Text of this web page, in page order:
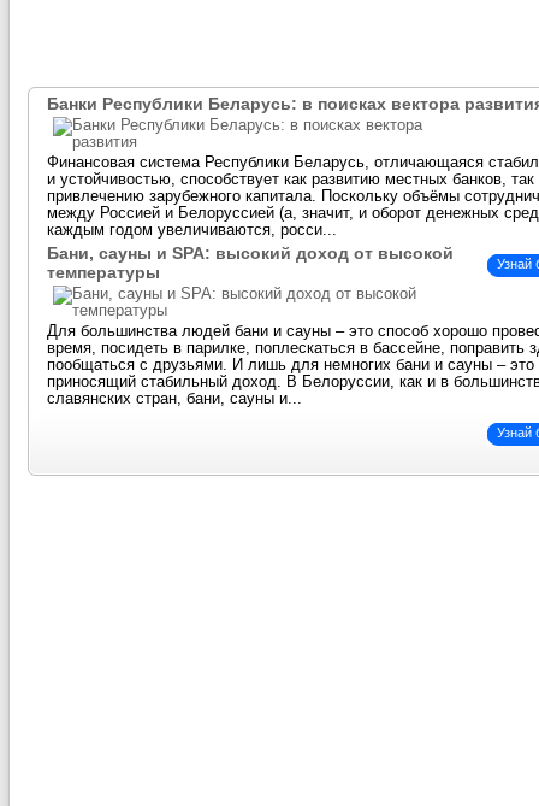
Банки Республики Беларусь: в поисках вектора
Финансовая система Республики Беларусь, отличающаяся
и устойчивостью, способствует как развитию местных банков, так
привлечению зарубежного капитала. Поскольку объёмы
между Россией и Белоруссией (а, значит, и оборот денежных
каждым годом увеличиваются, росси...
Узнай
Бани, сауны и SPA: высокий доход от высокой
температуры
Для большинства людей бани и сауны – это способ хорошо
время, посидеть в парилке, поплескаться в бассейне, поправить
пообщаться с друзьями. И лишь для немногих бани и сауны – это
приносящий стабильный доход. В Белоруссии, как и в
славянских стран, бани, сауны и...
Узнай